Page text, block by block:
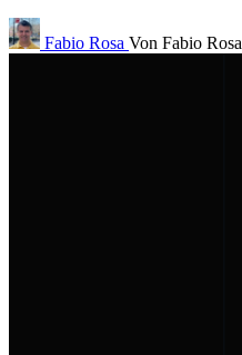
Fabio Rosa Von Fabio Rosa